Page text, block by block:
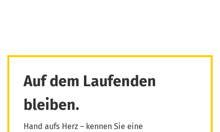
Auf dem Laufenden
bleiben.
Hand aufs Herz – kennen Sie eine